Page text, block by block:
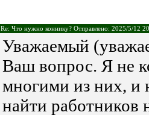
Re: Что нужно коннику? Отправлено: 2025/5/12
Уважаемый
Ваш вопрос. Я не
многими из них, и
найти